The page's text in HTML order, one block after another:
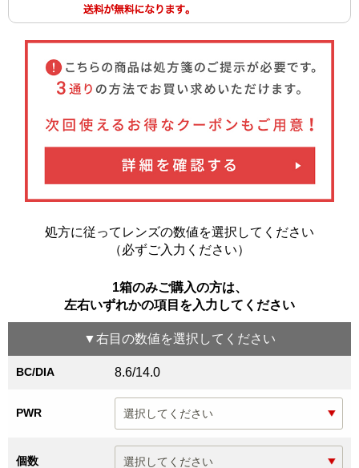
処方に従ってレンズの数値を選択してください
（必ずご入力ください）
1箱のみご購入の方は、
左右いずれかの項目を入力してください
▼右目 の数値を選択してください
BC/DIA 8.6/14.0
PWR
個数